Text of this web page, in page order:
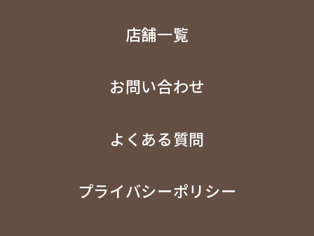
店舗一覧
お問い合わせ
よくある質問
プライバシーポリシー